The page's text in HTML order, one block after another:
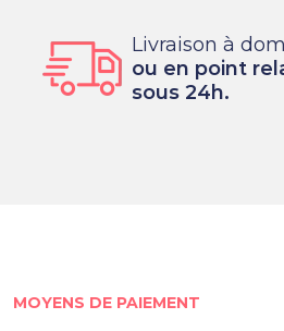
Livraison à
ou en point
sous 24h.
MOYENS DE PAIEMENT